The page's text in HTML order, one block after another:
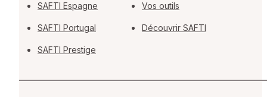
SAFTI Espagne
SAFTI Portugal
SAFTI Prestige
Vos outils
Découvrir SAFTI